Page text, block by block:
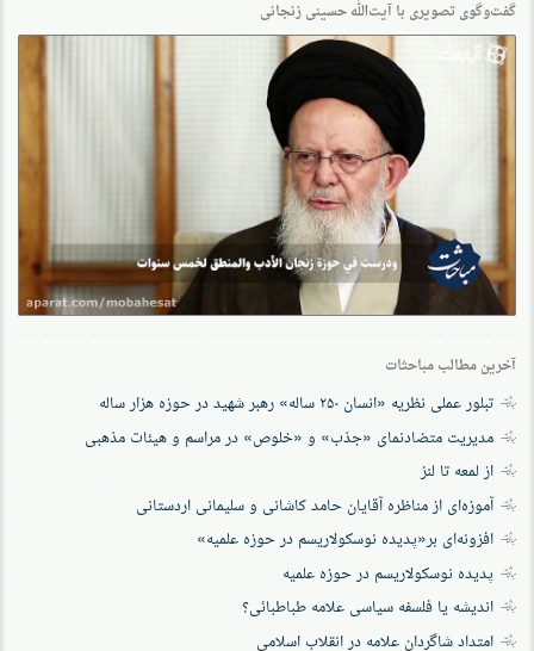
گفت‌وگو‌ی تصویری با آیت‌الله حسینی زنجانی
آخرین مطالب مباحثات
تبلور عملی نظریه «انسان ۲۵۰ ساله» رهبر شهید در حوزه هزار ساله
مدیریت متضادنمای «جذب» و «خلوص» در مراسم و هیئات مذهبی
از لمعه تا لنز
آموزه‌ای از مناظره آقایان حامد کاشانی و سلیمانی اردستانی
افزونه‌ای بر«پدیده نوسکولاریسم در حوزه‌ علمیه»
پدیده نوسکولاریسم در حوزه علمیه
اندیشه یا فلسفه سیاسی علامه طباطبائی؟
امتداد شاگردان علامه در انقلاب اسلامی